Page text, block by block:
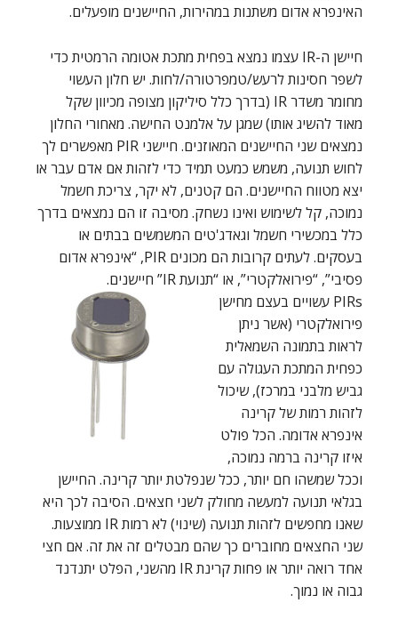
האינפרא אדום משתנות במהירות, החיישנים מופעלים.
חיישן ה-IR עצמו נמצא בפחית מתכת אטומה הרמטית כדי
לשפר חסינות לרעש/טמפרטורה/לחות. יש חלון העשוי
מחומר משדר IR (בדרך כלל סיליקון מצופה מכיוון שקל
מאוד להשיג אותו) שמגן על אלמנט החישה. מאחורי החלון
נמצאים שני החיישנים המאוזנים. חיישני PIR מאפשרים לך
לחוש תנועה, משמש כמעט תמיד כדי לזהות אם אדם עבר או
יצא מטווח החיישנים. הם קטנים, לא יקר, צריכת חשמל
נמוכה, קל לשימוש ואינו נשחק. מסיבה זו הם נמצאים בדרך
כלל במכשירי חשמל וגאדג'טים המשמשים בבתים או
בעסקים. לעתים קרובות הם מכונים PIR, “אינפרא אדום
פסיבי”, “פירואלקטרי”, או “תנועת IR” חיישנים.
PIRs עשויים בעצם מחישן
פירואלקטרי (אשר ניתן
לראות בתמונה השמאלית
כפחית המתכת העגולה עם
גביש מלבני במרכז), שיכול
לזהות רמות של קרינה
אינפרא אדומה. הכל פולט
איזו קרינה ברמה נמוכה,
וככל שמשהו חם יותר, ככל שנפלטת יותר קרינה. החיישן
בגלאי תנועה למעשה מחולק לשני חצאים. הסיבה לכך היא
שאנו מחפשים לזהות תנועה (שינוי) לא רמות IR ממוצעות.
שני החצאים מחוברים כך שהם מבטלים זה את זה. אם חצי
אחד רואה יותר או פחות קרינת IR מהשני, הפלט יתנדנד
גבוה או נמוך.